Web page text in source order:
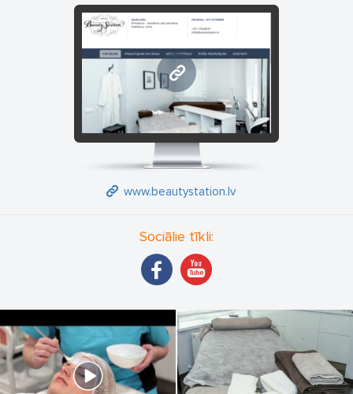
www.beautystation.lv
www.beautystation.lv
Sociālie tīkli: